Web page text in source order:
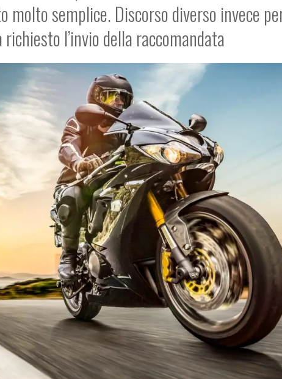
semplice. Discorso diverso invece
l’invio della raccomandata